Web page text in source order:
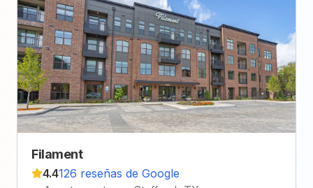
Filament
4.4126 reseñas de Google